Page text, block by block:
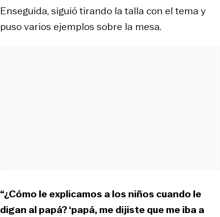
Enseguida, siguió tirando la talla con el tema y
puso varios ejemplos sobre la mesa.
“¿Cómo le explicamos a los niños cuando le
digan al papá? ‘papá, me dijiste que me iba a